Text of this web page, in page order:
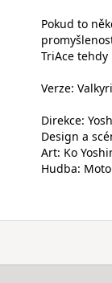
Pokud to
TriAce
Verze:
Direkce:
Design a
Art: Ko
Hudba: